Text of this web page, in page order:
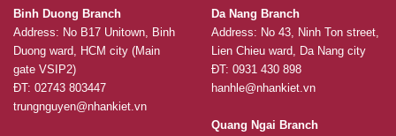
Binh Duong Branch
Address: No B17 Unitown, Binh
Duong ward, HCM city (Main
gate VSIP2)
ĐT: 02743 803447
trungnguyen@nhankiet.vn
Da Nang Branch
Address: No 43, Ninh Ton street,
Lien Chieu ward, Da Nang city
ĐT: 0931 430 898
hanhle@nhankiet.vn
Quang Ngai Branch